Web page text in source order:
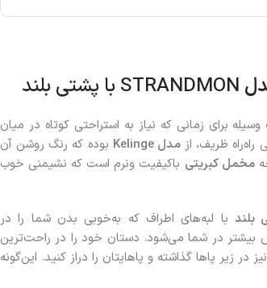
برای زمانی که نیاز به استراحتی کوتاه در میان
راه‌راه ظریف، ازمدلKelinge بوده که رنگ روشن آن
مخمل کبریتی باکیفیت ونرم است که نشیمنی خوب
بلند با لبه‌های اطراف که به‌خوبی بدن شما را در
بیشتر در شما می‌شود. دستان خود را در راحت‌ترین
نیز در زیر پاها گذاشته و پاهایتان را دراز کنید. این‌گونه